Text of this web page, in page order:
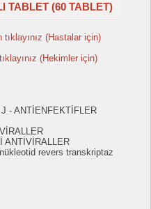
TABLET (60 TABLET)
(Hastalar için)
(Hekimler için)
- ANTİENFEKTİFLER
ANTİVİRALLER
revers transkriptaz